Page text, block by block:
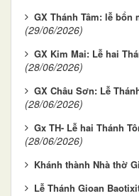
GX Thánh Tâm: lễ bổn
(29/06/2026)
GX Kim Mai: Lễ hai
(28/06/2026)
GX Châu Sơn: Lễ
(28/06/2026)
Gx TH- Lễ hai Thánh
(28/06/2026)
Khánh thành Nhà thờ
Lễ Thánh Gioan